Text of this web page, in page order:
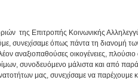
της Επιτροπής Κοινωνικής
συνεχίσαμε όπως πάντα τη διανομή
αναξιοπαθούσες οικογένειες,
συνοδευόμενο μάλιστα και από
μας, συνεχίσαμε να παρέχουμε